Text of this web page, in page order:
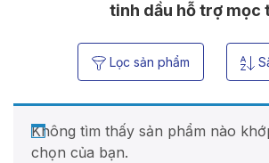
tinh dầu hỗ trợ mọc
Lọc sản phẩm
Không tìm thấy sản phẩm nào
chọn của bạn.